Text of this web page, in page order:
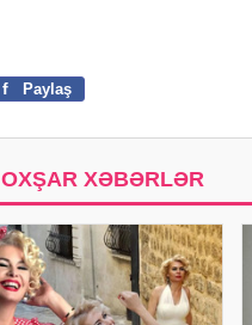
f Paylaş
OXŞAR XƏBƏRLƏR